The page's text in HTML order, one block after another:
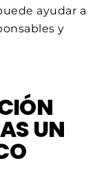
ayudar a
y
UN